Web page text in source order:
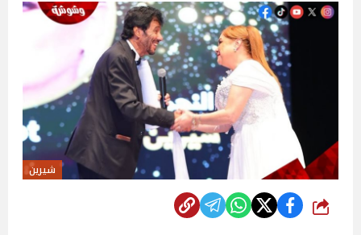
شيرين
شارك